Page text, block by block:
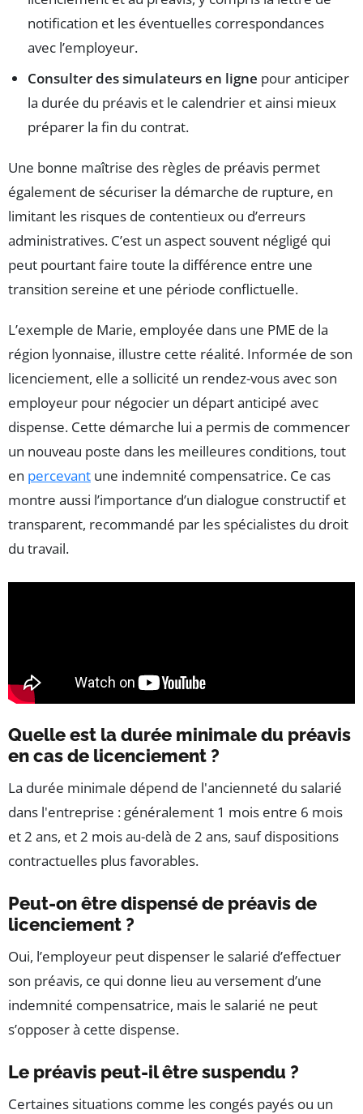
notification et les éventuelles correspondances
avec l’employeur.
Consulter des simulateurs en ligne pour anticiper
la durée du préavis et le calendrier et ainsi mieux
préparer la fin du contrat.
Une bonne maîtrise des règles de préavis permet
également de sécuriser la démarche de rupture, en
limitant les risques de contentieux ou d’erreurs
administratives. C’est un aspect souvent négligé qui
peut pourtant faire toute la différence entre une
transition sereine et une période conflictuelle.
L’exemple de Marie, employée dans une PME de la
région lyonnaise, illustre cette réalité. Informée de son
licenciement, elle a sollicité un rendez-vous avec son
employeur pour négocier un départ anticipé avec
dispense. Cette démarche lui a permis de commencer
un nouveau poste dans les meilleures conditions, tout
en percevant une indemnité compensatrice. Ce cas
montre aussi l’importance d’un dialogue constructif et
transparent, recommandé par les spécialistes du droit
du travail.
Quelle est la durée minimale du préavis
en cas de licenciement ?
La durée minimale dépend de l'ancienneté du salarié
dans l'entreprise : généralement 1 mois entre 6 mois
et 2 ans, et 2 mois au-delà de 2 ans, sauf dispositions
contractuelles plus favorables.
Peut-on être dispensé de préavis de
licenciement ?
Oui, l’employeur peut dispenser le salarié d’effectuer
son préavis, ce qui donne lieu au versement d’une
indemnité compensatrice, mais le salarié ne peut
s’opposer à cette dispense.
Le préavis peut-il être suspendu ?
Certaines situations comme les congés payés ou un